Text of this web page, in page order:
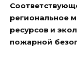
региональное
ресурсов и
пожарной